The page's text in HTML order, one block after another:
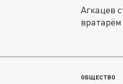
Агкацев
ОБЩЕСТВО